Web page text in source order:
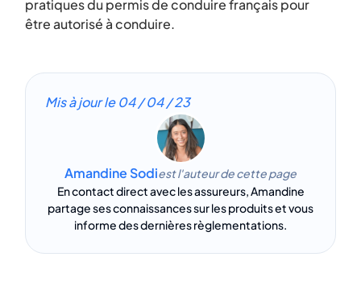
pratiques du permis de conduire français pour
être autorisé à conduire.
Mis à jour le04 / 04 / 23
Amandine Sodiest l'auteur de cette page
En contact direct avec les assureurs, Amandine
partage ses connaissances sur les produits et vous
informe des dernières règlementations.